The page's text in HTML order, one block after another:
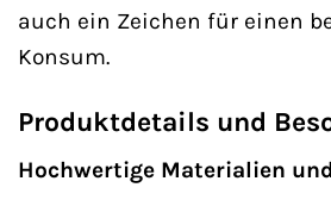
auch ein Zeichen für einen
Konsum.
Produktdetails und
Hochwertige Materialien